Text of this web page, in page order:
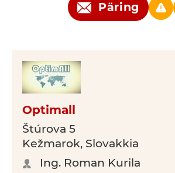
Päring
Optimall
Štúrova 5
Kežmarok, Slovakkia
Ing. Roman Kurila